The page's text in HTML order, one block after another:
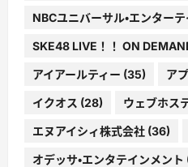
NBCユニバーサル・エンター
SKE48 LIVE！！ ON
アイアールティー (35) ア
イクオス (28) ウェブホス
エヌアイシィ株式会社 (36)
オデッサ・エンタテインメント